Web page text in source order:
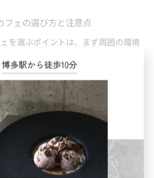
フェの選び方と注意点
を選ぶポイントは、まず周囲の環境
す。福岡市博多区や粕屋町エリアで
フェや古民家を改装した店舗が静か
り、集中したい人におすすめです。
広くプライバシーが保たれているか
雑時間帯を避けることが挙げられま
ムや週末は賑やかになるため、勉強
恐れがあります。また、飲食の注文